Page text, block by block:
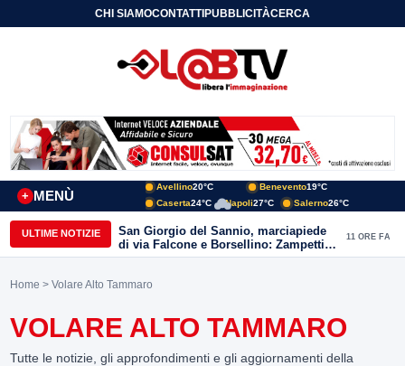
CHI SIAMOCONTATTIPUBBLICITÀCERCA
MENÙ
+
Avellino20°C Benevento19°C
Caserta24°C Napoli27°C Salerno26°C
ULTIME NOTIZIE
San Giorgio del Sannio, marciapiede
di via Falcone e Borsellino: Zampetti e
Lombardi replicano alle polemiche
11 ORE FA
Home > Volare Alto Tammaro
VOLARE ALTO TAMMARO
Tutte le notizie, gli approfondimenti e gli aggiornamenti della